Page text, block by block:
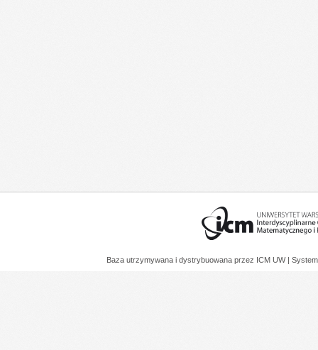
Baza utrzymywana i dystrybuowana przez ICM UW |